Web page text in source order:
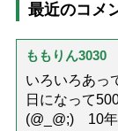
最近のコメ
ももりん3030
いろいろあっ
日になって
(@_@;) 10